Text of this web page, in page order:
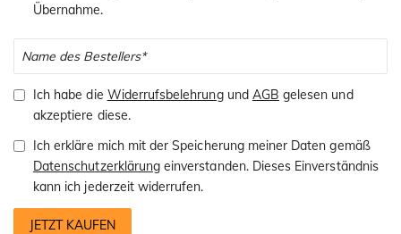
Übernahme.
Ich habe die Widerrufsbelehrungund AGB gelesen und
akzeptiere diese.
Ich erkläre mich mit der Speicherung meiner Daten gemäß
Datenschutzerklärung einverstanden. Dieses Einverständnis
kann ich jederzeit widerrufen.
JETZT KAUFEN